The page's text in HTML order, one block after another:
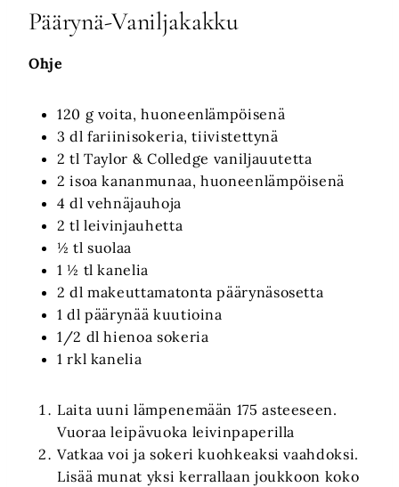
Päärynä-Vaniljakakku
Ohje
120 g voita, huoneenlämpöisenä
3 dl fariinisokeria, tiivistettynä
2 tl Taylor & Colledge vaniljauutetta
2 isoa kananmunaa, huoneenlämpöisenä
4 dl vehnäjauhoja
2 tl leivinjauhetta
½ tl suolaa
1 ½ tl kanelia
2 dl makeuttamatonta päärynäsosetta
1 dl päärynää kuutioina
1/2 dl hienoa sokeria
1 rkl kanelia
Laita uuni lämpenemään 175 asteeseen.
Vuoraa leipävuoka leivinpaperilla
Vatkaa voi ja sokeri kuohkeaksi vaahdoksi.
Lisää munat yksi kerrallaan joukkoon koko